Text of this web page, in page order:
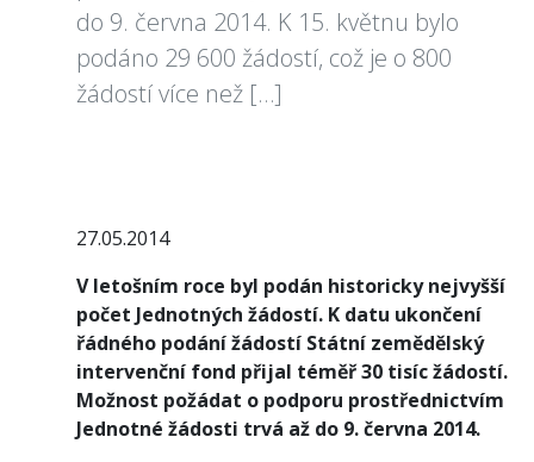
do 9. června 2014. K 15. květnu bylo
podáno 29 600 žádostí, což je o 800
žádostí více než […]
27.05.2014
V letošním roce byl podán historicky nejvyšší
počet Jednotných žádostí. K datu ukončení
řádného podání žádostí Státní zemědělský
intervenční fond přijal téměř 30 tisíc žádostí.
Možnost požádat o podporu prostřednictvím
Jednotné žádosti trvá až do 9. června 2014.